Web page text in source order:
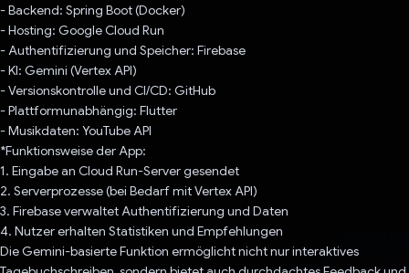
- Backend: Spring Boot (Docker)
- Hosting: Google Cloud Run
- Authentifizierung und Speicher: Firebase
- KI: Gemini (Vertex API)
- Versionskontrolle und CI/CD: GitHub
- Plattformunabhängig: Flutter
- Musikdaten: YouTube API
*Funktionsweise der App:
1. Eingabe an Cloud Run-Server gesendet
2. Serverprozesse (bei Bedarf mit Vertex API)
3. Firebase verwaltet Authentifizierung und Daten
4. Nutzer erhalten Statistiken und Empfehlungen
Die Gemini-basierte Funktion ermöglicht nicht nur interaktives